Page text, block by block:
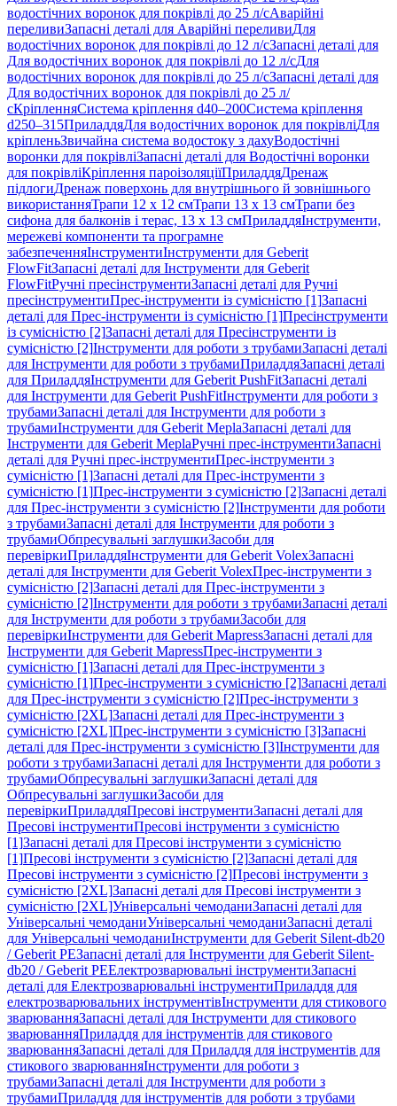
водостічних воронок для покрівлі до 25 л/сАварійні
переливиЗапасні деталі для Аварійні переливиДля
водостічних воронок для покрівлі до 12 л/сЗапасні деталі для
Для водостічних воронок для покрівлі до 12 л/сДля
водостічних воронок для покрівлі до 25 л/сЗапасні деталі для
Для водостічних воронок для покрівлі до 25 л/
сКріпленняСистема кріплення d40–200Система кріплення
d250–315ПриладдяДля водостічних воронок для покрівліДля
кріпленьЗвичайна система водостоку з дахуВодостічні
воронки для покрівліЗапасні деталі для Водостічні воронки
для покрівліКріплення пароізоляціїПриладдяДренаж
підлогиДренаж поверхонь для внутрішнього й зовнішнього
використанняТрапи 12 x 12 смТрапи 13 x 13 смТрапи без
сифона для балконів і терас, 13 x 13 смПриладдяІнструменти,
мережеві компоненти та програмне
забезпеченняІнструментиІнструменти для Geberit
FlowFitЗапасні деталі для Інструменти для Geberit
FlowFitРучні пресінструментиЗапасні деталі для Ручні
пресінструментиПрес-інструменти із сумісністю [1]Запасні
деталі для Прес-інструменти із сумісністю [1]Пресінструменти
із сумісністю [2]Запасні деталі для Пресінструменти із
сумісністю [2]Інструменти для роботи з трубамиЗапасні деталі
для Інструменти для роботи з трубамиПриладдяЗапасні деталі
для ПриладдяІнструменти для Geberit PushFitЗапасні деталі
для Інструменти для Geberit PushFitІнструменти для роботи з
трубамиЗапасні деталі для Інструменти для роботи з
трубамиІнструменти для Geberit MeplaЗапасні деталі для
Інструменти для Geberit MeplaРучні прес-інструментиЗапасні
деталі для Ручні прес-інструментиПрес-інструменти з
сумісністю [1]Запасні деталі для Прес-інструменти з
сумісністю [1]Прес-інструменти з сумісністю [2]Запасні деталі
для Прес-інструменти з сумісністю [2]Інструменти для роботи
з трубамиЗапасні деталі для Інструменти для роботи з
трубамиОбпресувальні заглушкиЗасоби для
перевіркиПриладдяІнструменти для Geberit VolexЗапасні
деталі для Інструменти для Geberit VolexПрес-інструменти з
сумісністю [2]Запасні деталі для Прес-інструменти з
сумісністю [2]Інструменти для роботи з трубамиЗапасні деталі
для Інструменти для роботи з трубамиЗасоби для
перевіркиІнструменти для Geberit MapressЗапасні деталі для
Інструменти для Geberit MapressПрес-інструменти з
сумісністю [1]Запасні деталі для Прес-інструменти з
сумісністю [1]Прес-інструменти з сумісністю [2]Запасні деталі
для Прес-інструменти з сумісністю [2]Прес-інструменти з
сумісністю [2XL]Запасні деталі для Прес-інструменти з
сумісністю [2XL]Прес-інструменти з сумісністю [3]Запасні
деталі для Прес-інструменти з сумісністю [3]Інструменти для
роботи з трубамиЗапасні деталі для Інструменти для роботи з
трубамиОбпресувальні заглушкиЗапасні деталі для
Обпресувальні заглушкиЗасоби для
перевіркиПриладдяПресові інструментиЗапасні деталі для
Пресові інструментиПресові інструменти з сумісністю
[1]Запасні деталі для Пресові інструменти з сумісністю
[1]Пресові інструменти з сумісністю [2]Запасні деталі для
Пресові інструменти з сумісністю [2]Пресові інструменти з
сумісністю [2XL]Запасні деталі для Пресові інструменти з
сумісністю [2XL]Універсальні чемоданиЗапасні деталі для
Універсальні чемоданиУніверсальні чемоданиЗапасні деталі
для Універсальні чемоданиІнструменти для Geberit Silent-db20
/ Geberit PEЗапасні деталі для Інструменти для Geberit Silent-
db20 / Geberit PEЕлектрозварювальні інструментиЗапасні
деталі для Електрозварювальні інструментиПриладдя для
електрозварювальних інструментівІнструменти для стикового
зварюванняЗапасні деталі для Інструменти для стикового
зварюванняПриладдя для інструментів для стикового
зварюванняЗапасні деталі для Приладдя для інструментів для
стикового зварюванняІнструменти для роботи з
трубамиЗапасні деталі для Інструменти для роботи з
трубамиПриладдя для інструментів для роботи з трубами